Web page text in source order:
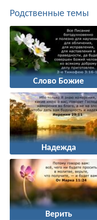
Родственные темы
Слово Божие
Надежда
Верить